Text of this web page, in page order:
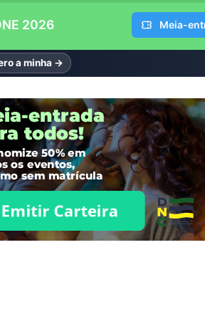
2026 Meia-
a minha →